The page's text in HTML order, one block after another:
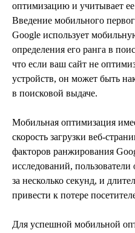
оптимизацию и учитывает
Введение мобильного
Google использует
определения его ранга в
что если ваш сайт не
устройств, он может быть
в поисковой выдаче.
Мобильная оптимизация
скорость загрузки веб-
факторов ранжирования
исследований, пользователи
за несколько секунд, и
привести к потере
Для успешной мобильной